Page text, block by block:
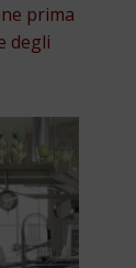
prima
degli